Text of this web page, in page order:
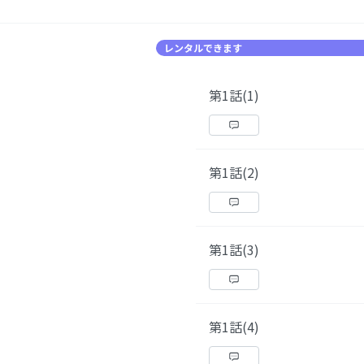
レンタルできます
第1話(1)
第1話(2)
第1話(3)
第1話(4)